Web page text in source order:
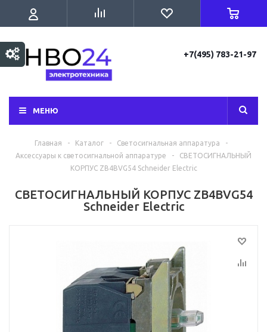
+7(495) 783-21-97
МЕНЮ
Главная - Каталог - Светосигнальная аппаратура
-
Аксессуары к светосигнальной аппаратуре
-
СВЕТОСИГНАЛЬНЫЙ
КОРПУС ZB4BVG54 Schneider Electric
СВЕТОСИГНАЛЬНЫЙ КОРПУС ZB4BVG54
Schneider Electric